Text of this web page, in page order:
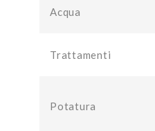
Acqua
Trattamenti
Potatura